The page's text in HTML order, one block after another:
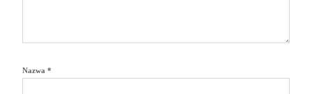
Nazwa *